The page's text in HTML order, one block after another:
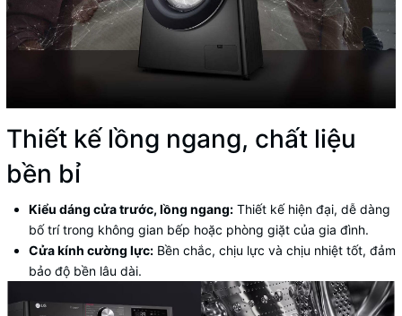
Thiết kế lồng ngang, chất liệu
bền bỉ
Kiểu dáng cửa trước, lồng ngang: Thiết kế hiện đại, dễ dàng
bố trí trong không gian bếp hoặc phòng giặt của gia đình.
Cửa kính cường lực: Bền chắc, chịu lực và chịu nhiệt tốt, đảm
bảo độ bền lâu dài.